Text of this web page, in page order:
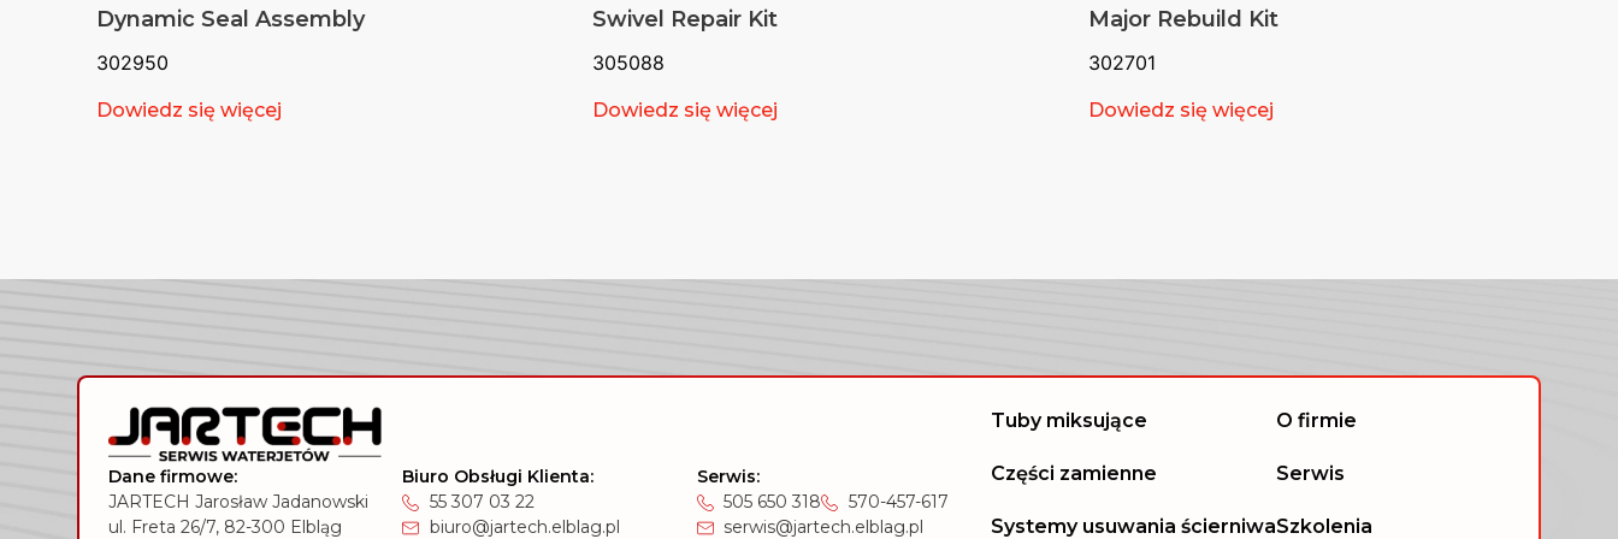
Dynamic Seal Assembly
302950
Dowiedz się więcej
Swivel Repair Kit
305088
Dowiedz się więcej
Major Rebuild Kit
302701
Dowiedz się więcej
Dane firmowe:
JARTECH Jarosław Jadanowski
ul. Freta 26/7, 82-300 Elbląg
Biuro Obsługi Klienta:
55 307 03 22
biuro@jartech.elblag.pl
Serwis:
505 650 318
570-457-617
serwis@jartech.elblag.pl
Tuby miksujące
Części zamienne
Systemy usuwania ścierniwa
O firmie
Serwis
Szkolenia